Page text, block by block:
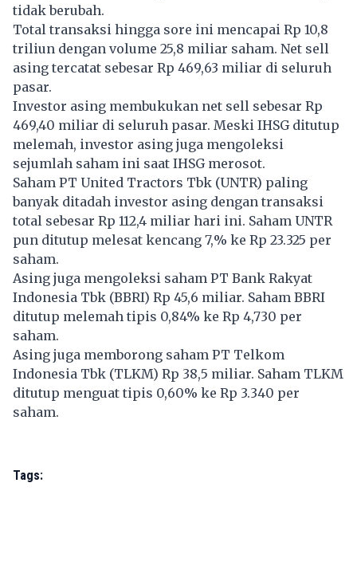
tidak berubah.
Total transaksi hingga sore ini mencapai Rp 10,8
triliun dengan volume 25,8 miliar saham. Net sell
asing tercatat sebesar Rp 469,63 miliar di seluruh
pasar.
Investor asing membukukan net sell sebesar Rp
469,40 miliar di seluruh pasar. Meski IHSG ditutup
melemah, investor asing juga mengoleksi
sejumlah saham ini saat IHSG merosot.
Saham PT United Tractors Tbk (UNTR) paling
banyak ditadah investor asing dengan transaksi
total sebesar Rp 112,4 miliar hari ini. Saham UNTR
pun ditutup melesat kencang 7,% ke Rp 23.325 per
saham.
Asing juga mengoleksi saham PT Bank Rakyat
Indonesia Tbk (BBRI) Rp 45,6 miliar. Saham BBRI
ditutup melemah tipis 0,84% ke Rp 4,730 per
saham.
Asing juga memborong saham PT Telkom
Indonesia Tbk (TLKM) Rp 38,5 miliar. Saham TLKM
ditutup menguat tipis 0,60% ke Rp 3.340 per
saham.
Tags: